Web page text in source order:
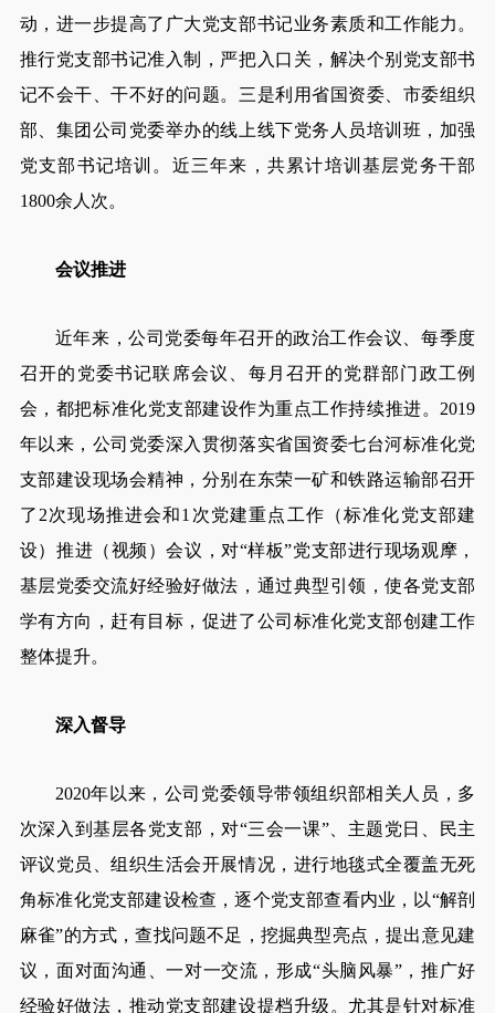
动，进一步提高了广大党支部书记业务素质和工作能力。
推行党支部书记准入制，严把入口关，解决个别党支部书
记不会干、干不好的问题。三是利用省国资委、市委组织
部、集团公司党委举办的线上线下党务人员培训班，加强
党支部书记培训。近三年来，共累计培训基层党务干部
1800余人次。
会议推进
近年来，公司党委每年召开的政治工作会议、每季度
召开的党委书记联席会议、每月召开的党群部门政工例
会，都把标准化党支部建设作为重点工作持续推进。2019
年以来，公司党委深入贯彻落实省国资委七台河标准化党
支部建设现场会精神，分别在东荣一矿和铁路运输部召开
了2次现场推进会和1次党建重点工作（标准化党支部建
设）推进（视频）会议，对“样板”党支部进行现场观摩，
基层党委交流好经验好做法，通过典型引领，使各党支部
学有方向，赶有目标，促进了公司标准化党支部创建工作
整体提升。
深入督导
2020年以来，公司党委领导带领组织部相关人员，多
次深入到基层各党支部，对“三会一课”、主题党日、民主
评议党员、组织生活会开展情况，进行地毯式全覆盖无死
角标准化党支部建设检查，逐个党支部查看内业，以“解剖
麻雀”的方式，查找问题不足，挖掘典型亮点，提出意见建
议，面对面沟通、一对一交流，形成“头脑风暴”，推广好
经验好做法，推动党支部建设提档升级。尤其是针对标准